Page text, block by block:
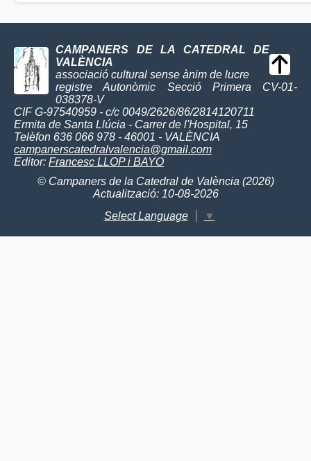
CAMPANERS DE LA CATEDRAL DE
VALÈNCIA
associació cultural sense ànim de lucre
registre Autonòmic Secció Primera CV-01-
038378-V
CIF G-97540959 - c/c 0049/2626/86/2814120711
Ermita de Santa Llúcia - Carrer de l'Hospital, 15
Telèfon 636 066 978 - 46001 - VALÈNCIA
campanerscatedralvalencia@gmail.com
Editor: Francesc LLOP i BAYO
© Campaners de la Catedral de València (2026)
Actualització: 10-08-2026
Select Language
▼